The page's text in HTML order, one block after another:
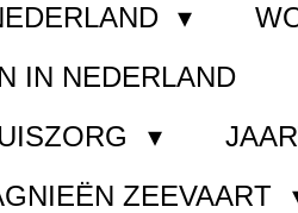
IN NEDERLAND
ZEEVAART